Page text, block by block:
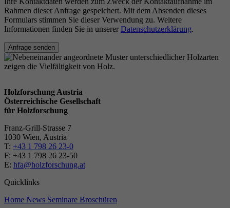
Rahmen dieser Anfrage gespeichert. Mit dem Absenden dieses
Formulars stimmen Sie dieser Verwendung zu. Weitere
Informationen finden Sie in unserer Datenschutzerklärung.
Anfrage senden
Holzforschung Austria
Österreichische Gesellschaft
für Holzforschung
Franz-Grill-Strasse 7
1030 Wien, Austria
T: +43 1 798 26 23-0
​​F: +43 1 798 26 23-50
E: hfa@holzforschung.at
Quicklinks
Home News Seminare Broschüren